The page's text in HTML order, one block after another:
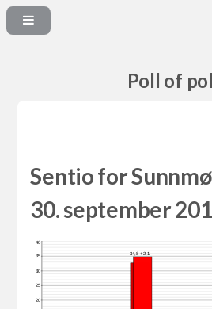
Poll of
Sentio for
30. september
34,8 +2,1
20
25
30
35
40